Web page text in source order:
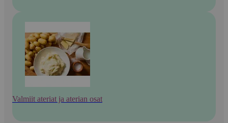
Valmiit ateriat ja aterian osat